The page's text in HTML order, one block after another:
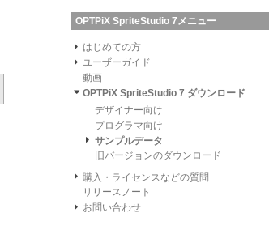
OPTPiX SpriteStudio 7メニュー
はじめての方
ユーザーガイド
動画
OPTPiX SpriteStudio 7 ダウンロード
デザイナー向け
プログラマ向け
サンプルデータ
旧バージョンのダウンロード
購入・ライセンスなどの質問
リリースノート
お問い合わせ